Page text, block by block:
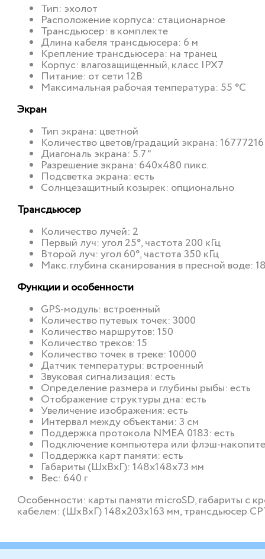
Тип: эхолот
Расположение корпуса: стационарное
Трансдьюсер: в комплекте
Длина кабеля трансдьюсера: 6 м
Крепление трансдьюсера: на транец
Корпус: влагозащищенный, класс IPX7
Питание: от сети 12В
Максимальная рабочая температура: 55 °C
Экран
Тип экрана: цветной
Количество цветов/градаций экрана:
Диагональ экрана: 5.7"
Разрешение экрана: 640x480 пикс.
Подсветка экрана: есть
Солнцезащитный козырек: опционально
Трансдьюсер
Количество лучей: 2
Первый луч: угол 25°, частота 200 кГц
Второй луч: угол 60°, частота 350 кГц
Макс. глубина сканирования в пресной воде:
Функции и особенности
GPS-модуль: встроенный
Количество путевых точек: 3000
Количество маршрутов: 150
Количество треков: 15
Количество точек в треке: 10000
Датчик температуры: встроенный
Звуковая сигнализация: есть
Определение размера и глубины рыбы: есть
Отображение структуры дна: есть
Увеличение изображения: есть
Интервал между объектами: 3 см
Поддержка протокола NMEA 0183: есть
Подключение компьютера или флэш-
Поддержка карт памяти: есть
Габариты (ШхВхГ): 148x148x73 мм
Вес: 640 г
Особенности: карты памяти microSD, габариты с
кабелем: (ШхВхГ) 148х203х163 мм, трансдьюсер